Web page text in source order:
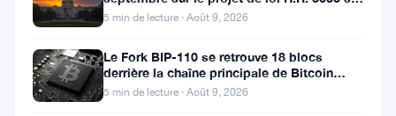
crypto-
monnaie,
BitOasis,
le marché des cryptos
5 min de lecture · Août 9, 2026
Le Fork BIP-110 se retrouve 18 blocs
derrière la chaîne principale de Bitcoin
après la scission des Roughnecks
5 min de lecture · Août 9, 2026